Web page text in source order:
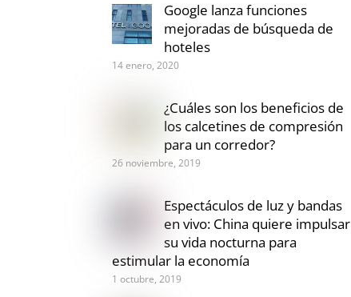
Google lanza funciones
mejoradas de búsqueda de
hoteles
14 enero, 2020
¿Cuáles son los beneficios de
los calcetines de compresión
para un corredor?
26 noviembre, 2019
Espectáculos de luz y bandas
en vivo: China quiere impulsar
su vida nocturna para
estimular la economía
1 octubre, 2019